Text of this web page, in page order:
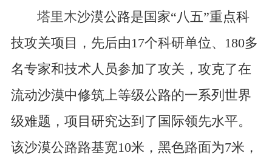
塔里木沙漠公路是国家“八五”重点科
技攻关项目，先后由17个科研单位、180多
名专家和技术人员参加了攻关，攻克了在
流动沙漠中修筑上等级公路的一系列世界
级难题，项目研究达到了国际领先水平。
该沙漠公路路基宽10米，黑色路面为7米，